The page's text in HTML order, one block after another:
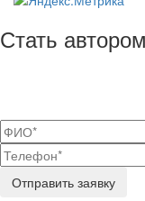
Стать
Отправить заявку